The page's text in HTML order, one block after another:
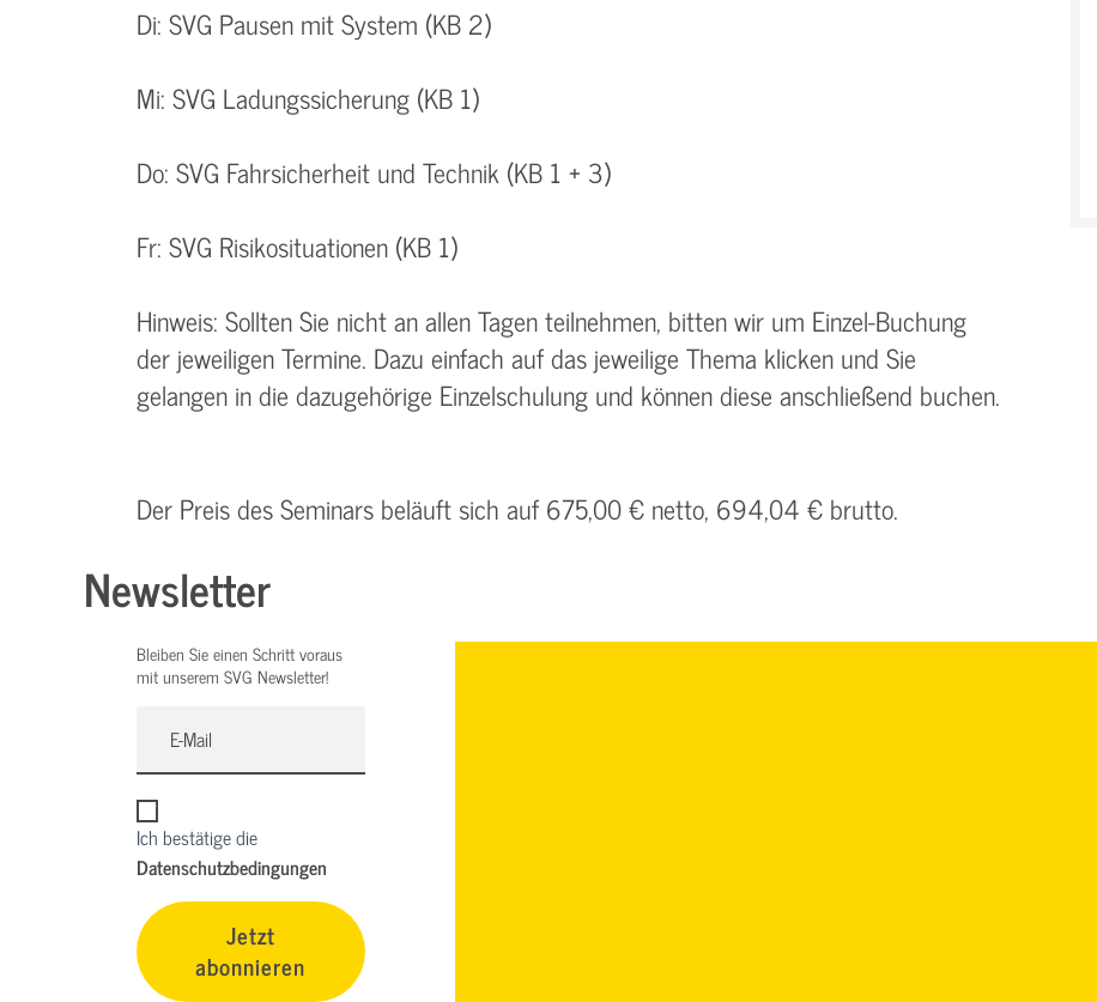
Di: SVG Pausen mit System (KB 2)
Mi: SVG Ladungssicherung (KB 1)
Do: SVG Fahrsicherheit und Technik (KB 1 + 3)
Fr: SVG Risikosituationen (KB 1)
Hinweis: Sollten Sie nicht an allen Tagen teilnehmen, bitten wir um Einzel-Buchung
der jeweiligen Termine. Dazu einfach auf das jeweilige Thema klicken und Sie
gelangen in die dazugehörige Einzelschulung und können diese anschließend buchen.
Der Preis des Seminars beläuft sich auf 675,00 € netto, 694,04 € brutto.
Newsletter
Bleiben Sie einen Schritt voraus
mit unserem SVG Newsletter!
Ich bestätige die
Datenschutzbedingungen
Jetzt
abonnieren